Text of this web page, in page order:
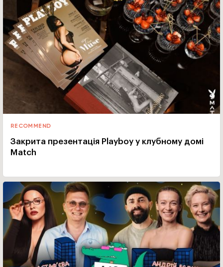
RECOMMEND
Закрита презентація Playboy у клубному домі
Match